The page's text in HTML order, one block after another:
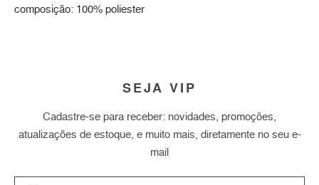
composição: 100% poliester
SEJA VIP
Cadastre-se para receber: novidades, promoções,
atualizações de estoque, e muito mais, diretamente no seu e-
mail